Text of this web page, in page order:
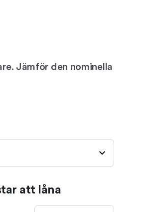
Jämför den nominella
att låna